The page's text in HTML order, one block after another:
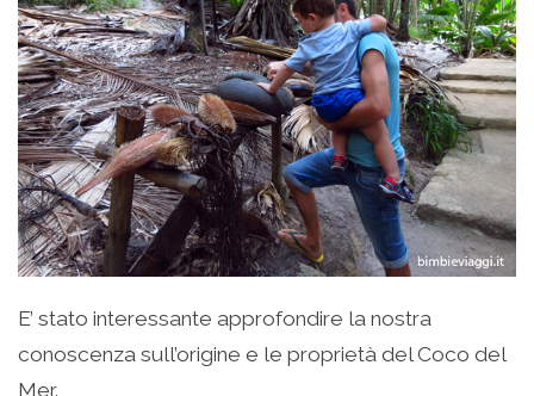
E’ stato interessante approfondire la nostra
conoscenza sull’origine e le proprietà del Coco del
Mer.